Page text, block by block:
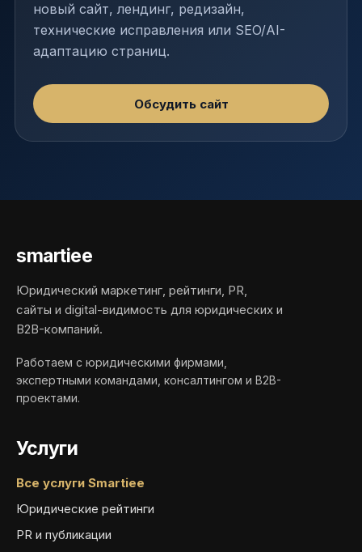
новый сайт, лендинг, редизайн,
технические исправления или SEO/AI-
адаптацию страниц.
Обсудить сайт
smartiee
Юридический маркетинг, рейтинги, PR,
сайты и digital-видимость для юридических и
B2B-компаний.
Работаем с юридическими фирмами,
экспертными командами, консалтингом и B2B-
проектами.
Услуги
Все услуги Smartiee
Юридические рейтинги
PR и публикации